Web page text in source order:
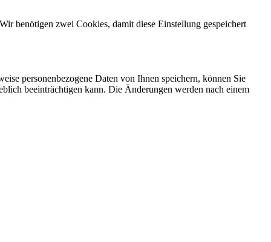
benötigen zwei Cookies, damit diese Einstellung gespeichert
personenbezogene Daten von Ihnen speichern, können Sie
beeinträchtigen kann. Die Änderungen werden nach einem